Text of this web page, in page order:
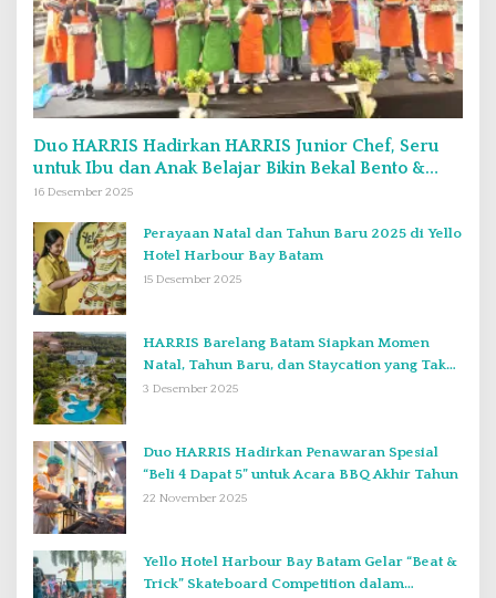
Duo HARRIS Hadirkan HARRIS Junior Chef, Seru
untuk Ibu dan Anak Belajar Bikin Bekal Bento &
Kimbab
16 Desember 2025
Perayaan Natal dan Tahun Baru 2025 di Yello
Hotel Harbour Bay Batam
15 Desember 2025
HARRIS Barelang Batam Siapkan Momen
Natal, Tahun Baru, dan Staycation yang Tak
Terlupakan di Desember 2025
3 Desember 2025
Duo HARRIS Hadirkan Penawaran Spesial
“Beli 4 Dapat 5” untuk Acara BBQ Akhir Tahun
22 November 2025
Yello Hotel Harbour Bay Batam Gelar “Beat &
Trick” Skateboard Competition dalam